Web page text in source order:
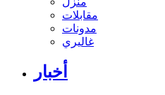
مقابلات
مدونات
غاليري
أخبار